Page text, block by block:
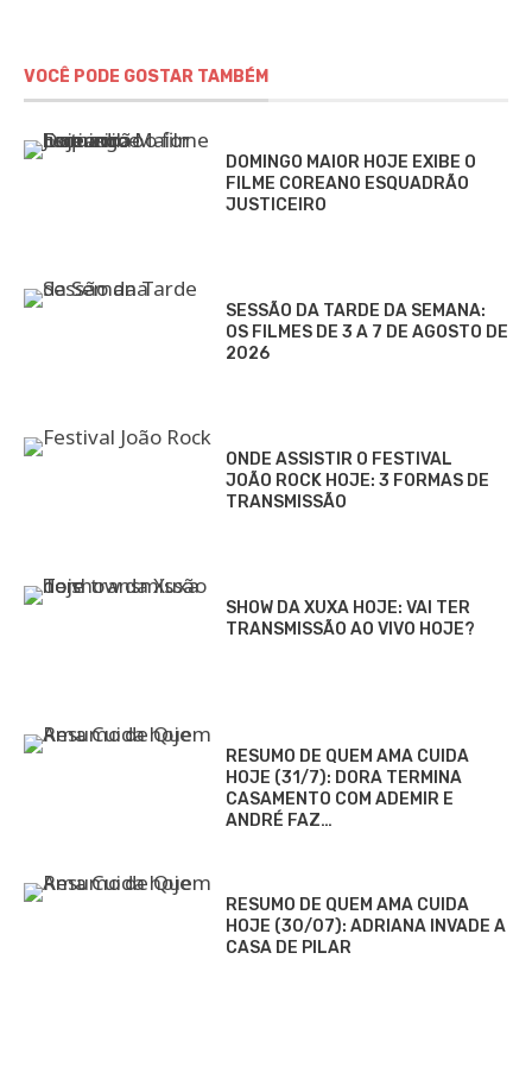
VOCÊ PODE GOSTAR TAMBÉM
DOMINGO MAIOR HOJE EXIBE O
FILME COREANO ESQUADRÃO
JUSTICEIRO
SESSÃO DA TARDE DA SEMANA:
OS FILMES DE 3 A 7 DE AGOSTO DE
2026
ONDE ASSISTIR O FESTIVAL
JOÃO ROCK HOJE: 3 FORMAS DE
TRANSMISSÃO
SHOW DA XUXA HOJE: VAI TER
TRANSMISSÃO AO VIVO HOJE?
RESUMO DE QUEM AMA CUIDA
HOJE (31/7): DORA TERMINA
CASAMENTO COM ADEMIR E
ANDRÉ FAZ…
RESUMO DE QUEM AMA CUIDA
HOJE (30/07): ADRIANA INVADE A
CASA DE PILAR